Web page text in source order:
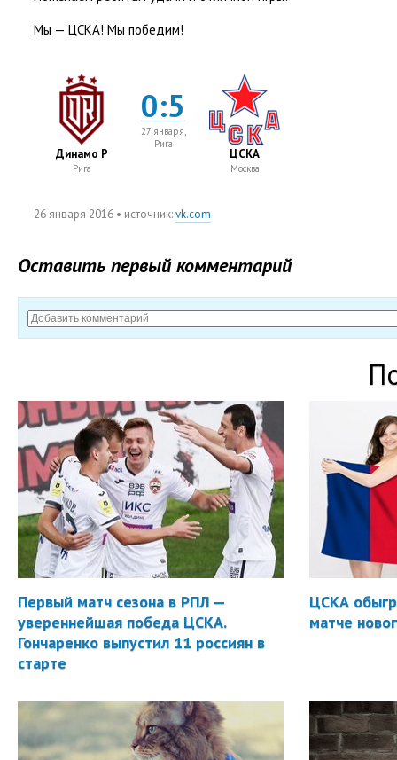
Мы — ЦСКА! Мы победим!
Динамо Р
Рига
0:5
27 января,
Рига
ЦСКА
Москва
26 января 2016 • источник:vk.com
Оставить первый комментарий
Первый матч сезона в РПЛ —
увереннейшая победа ЦСКА.
Гончаренко выпустил 11 россиян в
старте
ЦСКА
матче